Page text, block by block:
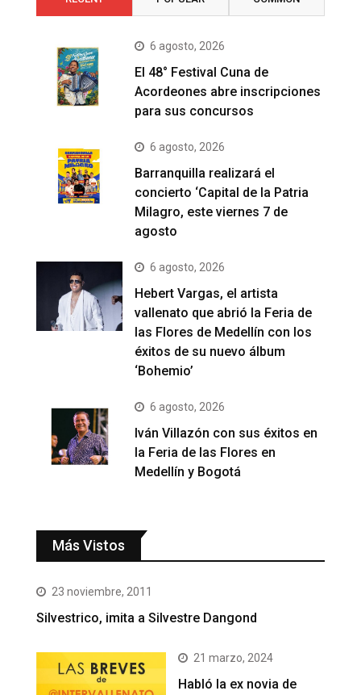
6 agosto, 2026
El 48° Festival Cuna de
Acordeones abre inscripciones
para sus concursos
6 agosto, 2026
Barranquilla realizará el
concierto ‘Capital de la Patria
Milagro, este viernes 7 de
agosto
6 agosto, 2026
Hebert Vargas, el artista
vallenato que abrió la Feria de
las Flores de Medellín con los
éxitos de su nuevo álbum
‘Bohemio’
6 agosto, 2026
Iván Villazón con sus éxitos en
la Feria de las Flores en
Medellín y Bogotá
Más Vistos
23 noviembre, 2011
Silvestrico, imita a Silvestre Dangond
21 marzo, 2024
Habló la ex novia de